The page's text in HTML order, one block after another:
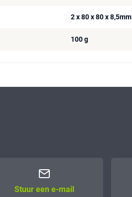
2 x 80 x 80 x 8,5mm
100 g
Stuur een e-mail